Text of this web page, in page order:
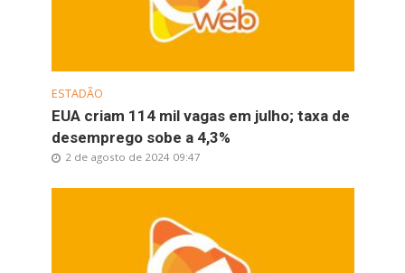
ESTADÃO
EUA criam 114 mil vagas em julho; taxa de
desemprego sobe a 4,3%
2 de agosto de 2024 09:47